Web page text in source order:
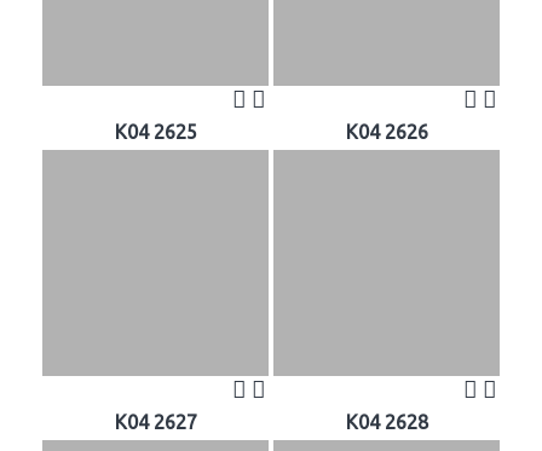
K04 2625 K04 2626
K04 2627 K04 2628